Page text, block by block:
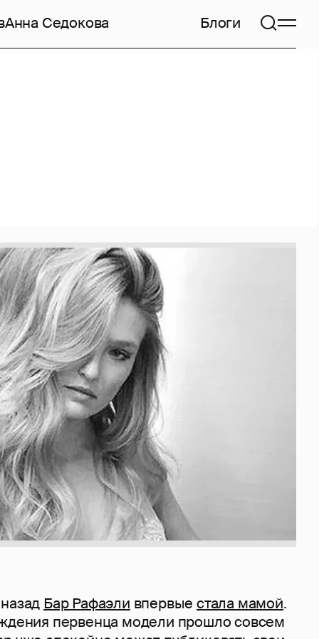
Анна Седокова Блоги
Бар Рафаэли впервыестала мамой.
первенца модели прошло совсем